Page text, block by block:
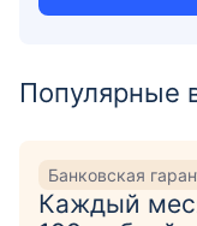
Популярные
Банковская
Каждый